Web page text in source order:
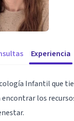
Experiencia
Infantil que
los